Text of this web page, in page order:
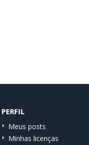
PERFIL
Meus posts
Minhas licenças